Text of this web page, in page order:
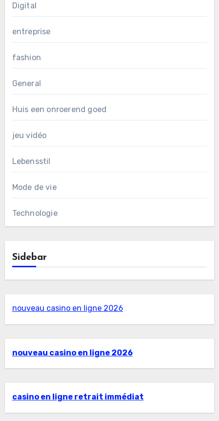
Digital
entreprise
fashion
General
Huis een onroerend goed
jeu vidéo
Lebensstil
Mode de vie
Technologie
Sidebar
nouveau casino en ligne 2026
nouveau casino en ligne 2026
casino en ligne retrait immédiat